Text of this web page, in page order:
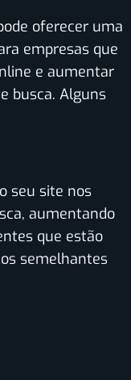
oferecer uma
empresas que
e aumentar
busca. Alguns
seu site nos
aumentando
que estão
semelhantes